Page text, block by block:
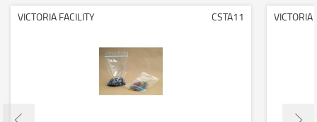
VICTORIA FACILITY CSTA11 VICTORIA